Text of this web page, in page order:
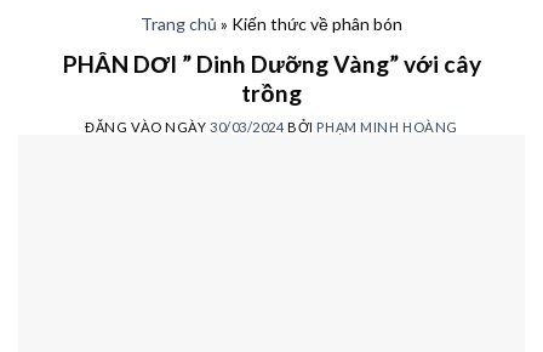
Trang chủ » Kiến thức về phân bón
PHÂN DƠI ” Dinh Dưỡng Vàng” với cây
trồng
ĐĂNG VÀO NGÀY 30/03/2024 BỞI PHẠM MINH HOÀNG